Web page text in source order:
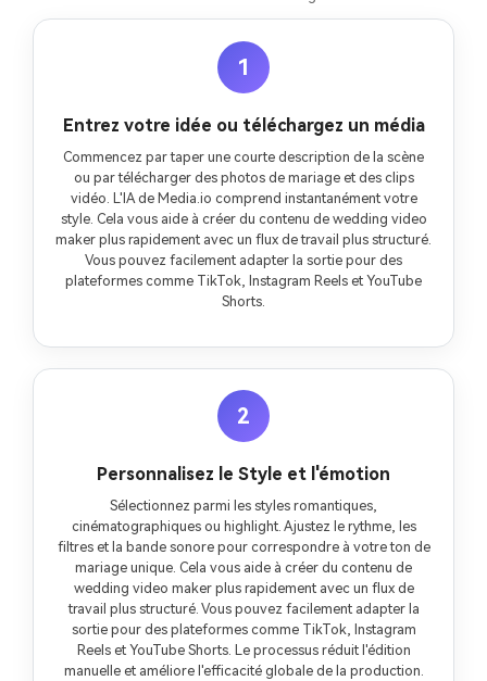
1
Entrez votre idée ou téléchargez un média
Commencez par taper une courte description de la scène
ou par télécharger des photos de mariage et des clips
vidéo. L'IA de Media.io comprend instantanément votre
style. Cela vous aide à créer du contenu de wedding video
maker plus rapidement avec un flux de travail plus structuré.
Vous pouvez facilement adapter la sortie pour des
plateformes comme TikTok, Instagram Reels et YouTube
Shorts.
2
Personnalisez le Style et l'émotion
Sélectionnez parmi les styles romantiques,
cinématographiques ou highlight. Ajustez le rythme, les
filtres et la bande sonore pour correspondre à votre ton de
mariage unique. Cela vous aide à créer du contenu de
wedding video maker plus rapidement avec un flux de
travail plus structuré. Vous pouvez facilement adapter la
sortie pour des plateformes comme TikTok, Instagram
Reels et YouTube Shorts. Le processus réduit l'édition
manuelle et améliore l'efficacité globale de la production.